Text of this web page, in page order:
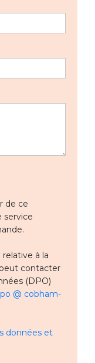
de ce
service
à la
contacter
(DPO)
@ cobham-
données et